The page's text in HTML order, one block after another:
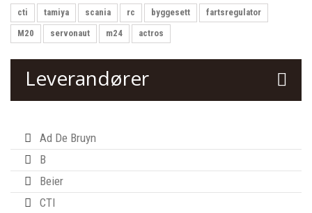
cti tamiya scania rc byggesett
fartsregulator
M20
servonaut m24 actros
Leverandører
Ad De Bruyn
B
Beier
CTI